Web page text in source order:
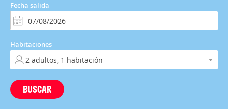
Fecha salida
Habitaciones
BUSCAR